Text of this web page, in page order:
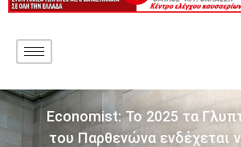
Economist: Το 2025 τα
του Παρθενώνα ενδέχεται